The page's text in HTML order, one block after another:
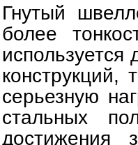
Гнутый
более
используется
серьезную
стальных
достижения